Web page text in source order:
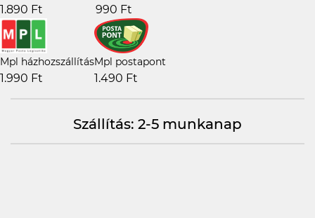
1.890 Ft 990 Ft
Mpl házhozszállítás
1.990 Ft
Mpl postapont
1.490 Ft
Szállítás: 2-5 munkanap